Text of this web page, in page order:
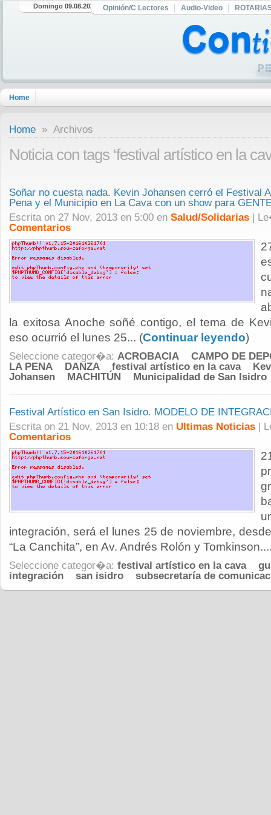
Domingo 09.08.2026 Opinión/C Lectores Audio-Video
Home
Home » Archivos
Noticia con tags ‘festival artístico en la
Soñar no cuesta nada. Kevin Johansen cerró el Festival
Pena y el Municipio en La Cava con un show para
Escrita on 27 Nov, 2013 en 5:00 en Salud/Solidarias |
Comentarios
la exitosa Anoche soñé contigo, el tema de
eso ocurrió el lunes 25... (Continuar leyendo)
Seleccione categor�a: ACROBACIA
CAMPO DE
LA PENA
DANZA festival artístico en la cava
Johansen
MACHITÚN Municipalidad de San Isidro
Festival Artístico en San Isidro. MODELO DE
Escrita on 21 Nov, 2013 en 10:18 en Ultimas Noticias |
Comentarios
integración, será el lunes 25 de noviembre,
“La Canchita”, en Av. Andrés Rolón y
Seleccione categor�a: festival artístico en la cava
integración
san isidro subsecretaría de